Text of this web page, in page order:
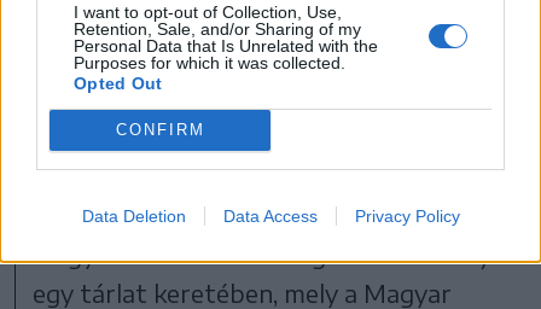
I want to opt-out of Collection, Use,
Retention, Sale, and/or Sharing of my
Personal Data that Is Unrelated with the
Purposes for which it was collected.
Opted Out
CONFIRM
Data Deletion Data Access Privacy Policy
FOTÓ: KURULTAJ
Üzbegisztán, Türkmenisztán, Kirgizisztán
és Azerbajdzsán válogatott néprajzi
kiállításai mellett Vámbéry Ármin, a híres
magyar utazó munkásságát is bemutatja
egy tárlat keretében, mely a Magyar